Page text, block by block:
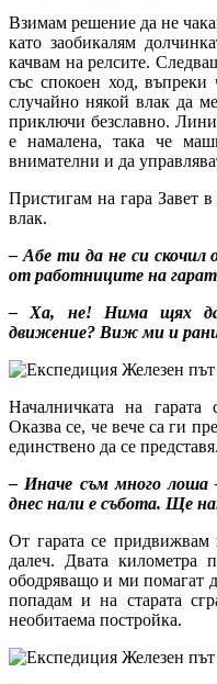
Взимам решение да не
като заобикалям
качвам на релсите.
със спокоен ход,
случайно някой влак да
приключи безславно.
е намалена, така че
внимателни и да
Пристигам на гара Завет
влак.
– Абе ти да не си скочил
от работниците на
– Ха, не! Нима щях да
движение? Виж ми и
Началничката на гарата
Оказва се, че вече са ги
единствено да се представя.
– Иначе съм много лоша
днес нали е събота. Ще
От гарата се придвижвам
далеч. Двата километра
ободряващо и ми помагат
попадам и на старата
необитаема постройка.